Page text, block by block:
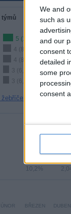
We and
such as
and our
consent
detailed
some
consent
týmů
5 (10,2%)
4 (8,16%)
4 (8,16%)
3 (6,12%)
3 (6,12%)
10,2%
ÚNOR BŘEZEN DUBEN